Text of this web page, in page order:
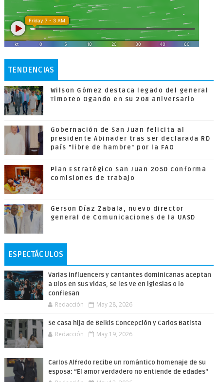
TENDENCIAS
Wilson Gómez destaca legado del general
Timoteo Ogando en su 208 aniversario
Gobernación de San Juan felicita al
presidente Abinader tras ser declarada RD
país "libre de hambre" por la FAO
Plan Estratégico San Juan 2050 conforma
comisiones de trabajo
Gerson Díaz Zabala, nuevo director
general de Comunicaciones de la UASD
ESPECTÁCULOS
Varias influencers y cantantes dominicanas aceptan
a Dios en sus vidas, se les ve en iglesias o lo
confiesan
Redacción May 28, 2026
Se casa hija de Belkis Concepción y Carlos Batista
Redacción May 19, 2026
Carlos Alfredo recibe un romántico homenaje de su
esposa: “El amor verdadero no entiende de edades”